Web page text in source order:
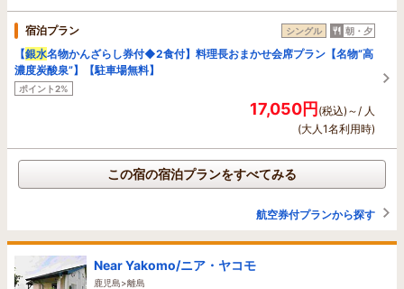
宿泊プラン シングル 朝・夕
【銀水名物かんざらし券付◆2食付】料理長おまかせ会席プラン【名物”高
濃度炭酸泉”】【駐車場無料】
ポイント2%
17,050円(税込)～/ 人
(大人1名利用時)
この宿の宿泊プランをすべてみる
航空券付プランから探す
Near Yakomo/ニア・ヤコモ
鹿児島>離島